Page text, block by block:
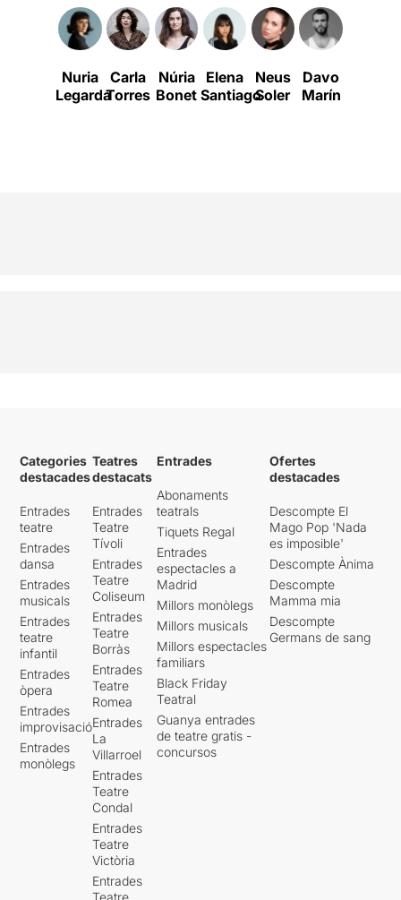
Nuria
Legarda
Carla
Torres
Núria
Bonet
Elena
Santiago
Neus
Soler
Davo
Marín
Categories
destacades
Entrades
teatre
Entrades
dansa
Entrades
musicals
Entrades
teatre
infantil
Entrades
òpera
Entrades
improvisació
Entrades
monòlegs
Teatres
destacats
Entrades
Teatre
Tívoli
Entrades
Teatre
Coliseum
Entrades
Teatre
Borràs
Entrades
Teatre
Romea
Entrades
La
Villarroel
Entrades
Teatre
Condal
Entrades
Teatre
Victòria
Entrades
Entrades
Abonaments
teatrals
Tiquets Regal
Entrades
espectacles a
Madrid
Millors monòlegs
Millors musicals
Millors espectacles
familiars
Black Friday
Teatral
Guanya entrades
de teatre gratis -
concursos
Ofertes
destacades
Descompte El
Mago Pop 'Nada
es imposible'
Descompte Ànima
Descompte
Mamma mia
Descompte
Germans de sang